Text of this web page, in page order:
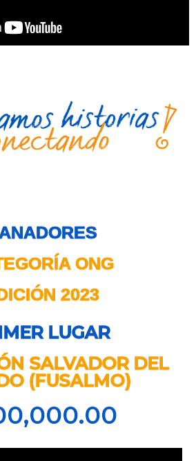
ONG
2023
LUGAR
SALVADOR DEL
(FUSALMO)